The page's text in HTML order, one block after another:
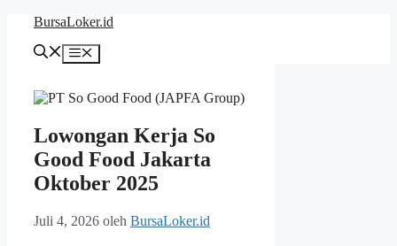
Langsung
BursaLoker.id
Menu
Lowongan Kerja So
Good Food Jakarta
Oktober 2025
Juli 4, 2026 oleh BursaLoker.id